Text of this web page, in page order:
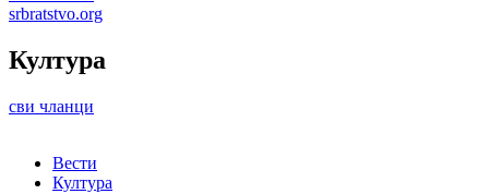
srbratstvo.org
Култура
сви чланци
Вести
Култура